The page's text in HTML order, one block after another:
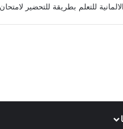
للتعلم بطريقة للتحضير لامتحان